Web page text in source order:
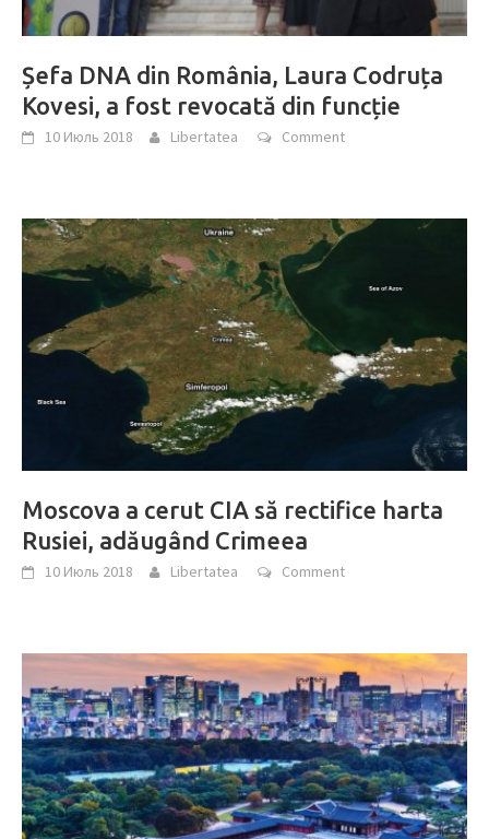
Șefa DNA din România, Laura Codruța
Kovesi, a fost revocată din funcție
10 Июль 2018 Libertatea Comment
Moscova a cerut CIA să rectifice harta
Rusiei, adăugând Crimeea
10 Июль 2018 Libertatea Comment